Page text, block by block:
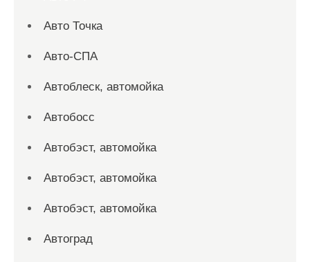
Авто Точка
Авто-СПА
Автоблеск, автомойка
Автобосс
Автобэст, автомойка
Автобэст, автомойка
Автобэст, автомойка
Автоград